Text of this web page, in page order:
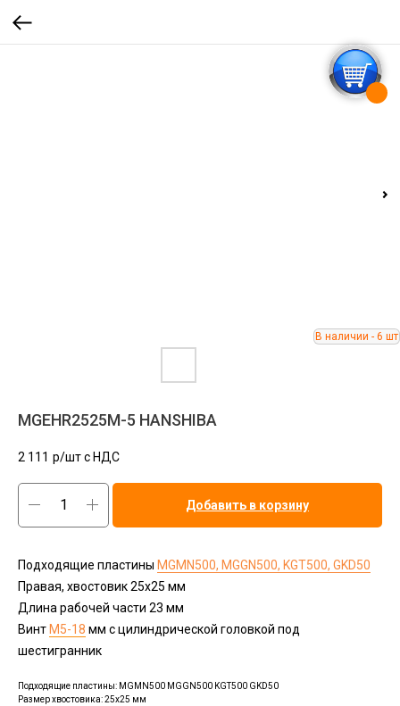
MGEHR2525M-5 HANSHIBA
2 111 р/шт c НДС
Добавить в корзину
Подходящие пластины MGMN500, MGGN500, KGT500, GKD50
Правая, хвостовик 25х25 мм
Длина рабочей части 23 мм
Винт М5-18 мм с цилиндрической головкой под
шестигранник
Подходящие пластины: MGMN500 MGGN500 KGT500 GKD50
Размер хвостовика: 25x25 мм